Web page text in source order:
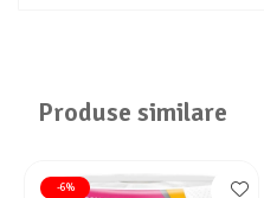
Produse similare
-6%